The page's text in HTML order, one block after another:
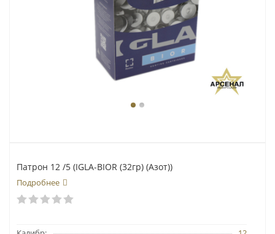
Патрон 12 /5 (IGLA-BIOR (32гр) (Азот))
Подробнее